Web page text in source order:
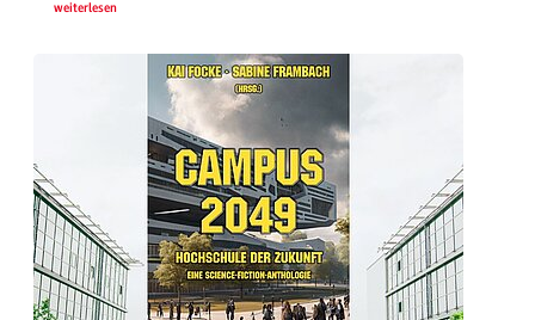
weiterlesen